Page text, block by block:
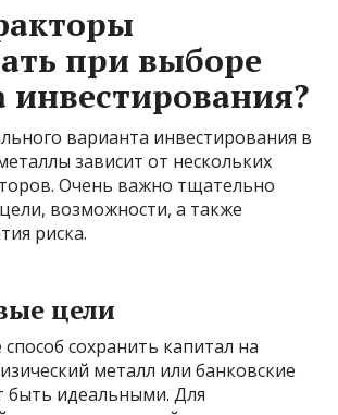
при выборе
инвестирования?
варианта инвестирования в
зависит от нескольких
Очень важно тщательно
возможности, а также
риска.
цели
сохранить капитал на
металл или банковские
быть идеальными. Для